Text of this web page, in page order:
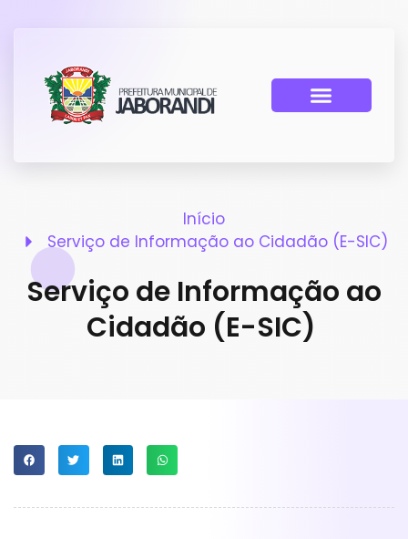
Início
Serviço de Informação ao Cidadão (E-SIC)
Serviço de Informação ao
Cidadão (E-SIC)